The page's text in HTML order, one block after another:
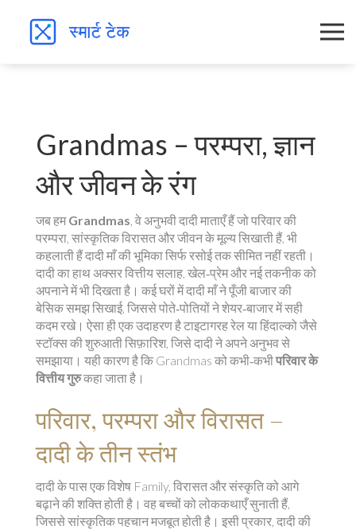
Grandmas – परम्परा, ज्ञान
और जीवन के रंग
जब हमGrandmas, वे अनुभवी दादी माताएँ हैं जो परिवार की
परम्परा, सांस्कृतिक विरासत और जीवन के मूल्य सिखाती हैं, भी
कहलाती हैंदादी माँकी भूमिका सिर्फ रसोई तक सीमित नहीं रहती।
दादी का हाथ अक्सर वित्तीय सलाह, खेल‑प्रेम और नई तकनीक को
अपनाने में भी दिखता है। कई घरों में दादी माँ ने पूँजी बाजार की
बेसिक समझ सिखाई, जिससे पोते‑पोतियों ने शेयर‑बाजार में सही
कदम रखे। ऐसा ही एक उदाहरण है टाइटागरह रेल या हिंदाल्को जैसे
स्टॉक्स की शुरुआती सिफ़ारिश, जिसे दादी ने अपने अनुभव से
समझाया। यही कारण है कि Grandmas को कभी‑कभीपरिवार के
वित्तीय गुरुकहा जाता है।
परिवार, परम्परा और विरासत –
दादी के तीन स्तंभ
दादी के पास एक विशेष Family, विरासत और संस्कृति को आगे
बढ़ाने की शक्तिहोती है। वह बच्चों को लोककथाएँ सुनाती हैं,
जिससे सांस्कृतिक पहचान मजबूत होती है। इसी प्रकार, दादी की